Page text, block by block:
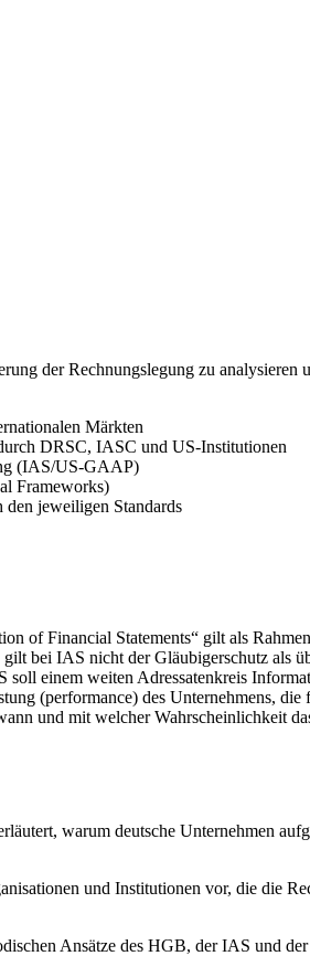
der Rechnungslegung zu
Märkten
DRSC, IASC und US-Institutionen
(IAS/US-GAAP)
Frameworks)
den jeweiligen Standards
of Financial Statements“ gilt als
bei IAS nicht der Gläubigerschutz als
einem weiten Adressatenkreis
(performance) des Unternehmens,
und mit welcher Wahrscheinlichkeit
warum deutsche Unternehmen
und Institutionen vor, die die
Ansätze des HGB, der IAS und